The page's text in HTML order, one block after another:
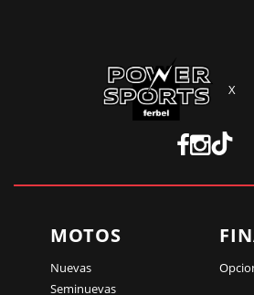
X
MOTOS
Nuevas
Seminuevas